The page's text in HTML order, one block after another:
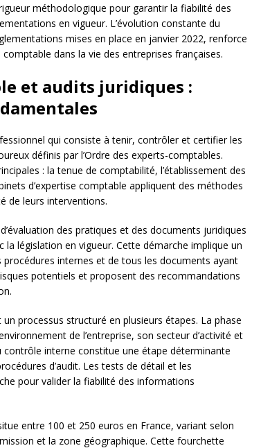
méthodologique pour garantir la fiabilité des
en vigueur. L’évolution constante du
mises en place en janvier 2022, renforce
comptable dans la vie des entreprises françaises.
et audits juridiques :
qui consiste à tenir, contrôler et certifier les
définis par l’Ordre des experts-comptables.
: la tenue de comptabilité, l’établissement des
d’expertise comptable appliquent des méthodes
de leurs interventions.
des pratiques et des documents juridiques
législation en vigueur. Cette démarche implique un
internes et de tous les documents ayant
potentiels et proposent des recommandations
processus structuré en plusieurs étapes. La phase
de l’entreprise, son secteur d’activité et
contrôle interne constitue une étape déterminante
d’audit. Les tests de détail et les
pour valider la fiabilité des informations
entre 100 et 250 euros en France, variant selon
et la zone géographique. Cette fourchette